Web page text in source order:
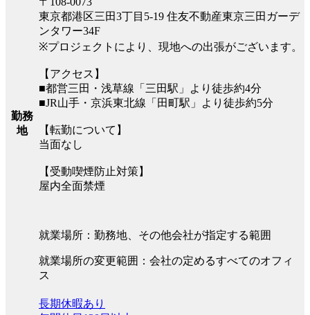
勤務
地
東京都港区三田3丁目5-19 住友不動産東京三田ガーデ
ンタワー34F
※プロジェクトにより、現地への出張がございます。
【アクセス】
■都営三田・浅草線「三田駅」より徒歩約4分
■JR山手・京浜東北線「田町駅」より徒歩約5分
【転勤について】
当面なし
【受動喫煙防止対策】
屋内全面禁煙
就業場所：勤務地、その他会社が指定する範囲
就業場所の変更範囲：会社の定めるすべてのオフィ
ス
長期休暇あり